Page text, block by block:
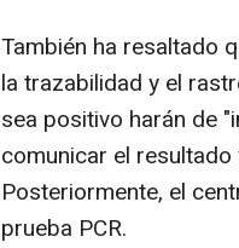
También ha resaltado
la trazabilidad y el
sea positivo harán de
comunicar el
Posteriormente, el
prueba PCR.